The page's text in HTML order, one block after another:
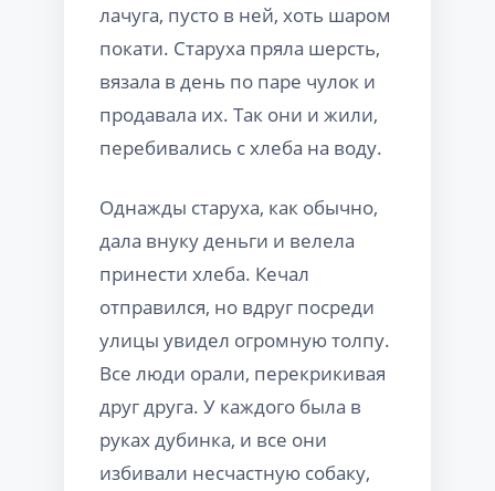
лачуга, пусто в ней, хоть шаром
покати. Старуха пряла шерсть,
вязала в день по паре чулок и
продавала их. Так они и жили,
перебивались с хлеба на воду.
Однажды старуха, как обычно,
дала внуку деньги и велела
принести хлеба. Кечал
отправился, но вдруг посреди
улицы увидел огромную толпу.
Все люди орали, перекрикивая
друг друга. У каждого была в
руках дубинка, и все они
избивали несчастную собаку,